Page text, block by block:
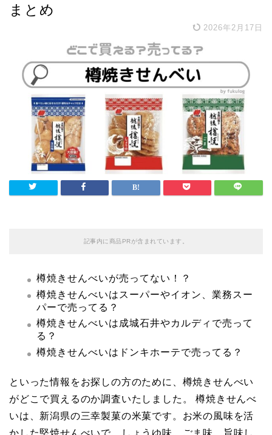
まとめ
2026年2月17日
記事内に商品PRが含まれています。
樽焼きせんべいが売ってない！？
樽焼きせんべいはスーパーやイオン、業務スー
パーで売ってる？
樽焼きせんべいは成城石井やカルディで売って
る？
樽焼きせんべいはドンキホーテで売ってる？
といった情報をお探しの方のために、樽焼きせんべい
がどこで買えるのか調査いたしました。 樽焼きせんべ
いは、新潟県の三幸製菓の米菓です。お米の風味を活
かした堅焼せんべいで、しょうゆ味、ごま味、旨味し